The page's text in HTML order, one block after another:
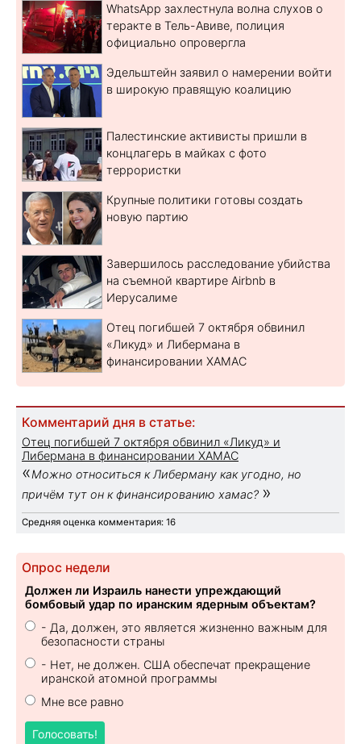
WhatsApp захлестнула волна слухов о
теракте в Тель-Авиве, полиция
официально опровергла
Эдельштейн заявил о намерении войти
в широкую правящую коалицию
Палестинские активисты пришли в
концлагерь в майках с фото
террористки
Крупные политики готовы создать
новую партию
Завершилось расследование убийства
на съемной квартире Airbnb в
Иерусалиме
Отец погибшей 7 октября обвинил
«Ликуд» и Либермана в
финансировании ХАМАС
Комментарий дня в статье:
Отец погибшей 7 октября обвинил «Ликуд» и
Либермана в финансировании ХАМАС
«Можно относиться к Либерману как угодно, но
причём тут он к финансированию хамас? »
Средняя оценка комментария: 16
Опрос недели
Должен ли Израиль нанести упреждающий
бомбовый удар по иранским ядерным объектам?
- Да, должен, это является жизненно важным для
безопасности страны
- Нет, не должен. США обеспечат прекращение
иранской атомной программы
Мне все равно
Голосовать!